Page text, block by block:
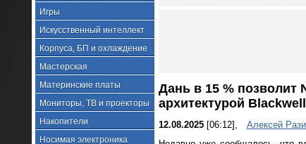
Игры
Искусственный интеллект
Корпуса, БП и охлаждение
Мастерская
Материнские платы
Мониторы, ТВ и проекторы
Накопители
Носимая электроника
Дань в 15 % позволит
архитектурой Blackwell
12.08.2025[06:12],
Алексей